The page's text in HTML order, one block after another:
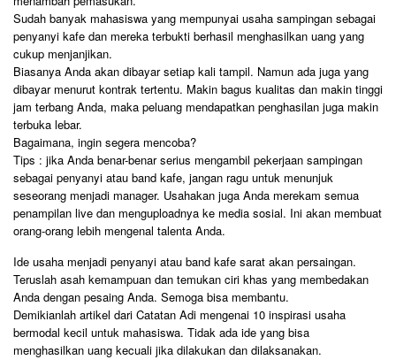
Sudah banyak mahasiswa yang mempunyai usaha sampingan sebagai
penyanyi kafe dan mereka terbukti berhasil menghasilkan uang yang
cukup menjanjikan.
Biasanya Anda akan dibayar setiap kali tampil. Namun ada juga yang
dibayar menurut kontrak tertentu. Makin bagus kualitas dan makin tinggi
jam terbang Anda, maka peluang mendapatkan penghasilan juga makin
terbuka lebar.
Bagaimana, ingin segera mencoba?
Tips : jika Anda benar-benar serius mengambil pekerjaan sampingan
sebagai penyanyi atau band kafe, jangan ragu untuk menunjuk
seseorang menjadi manager. Usahakan juga Anda merekam semua
penampilan live dan menguploadnya ke media sosial. Ini akan membuat
orang-orang lebih mengenal talenta Anda.
Ide usaha menjadi penyanyi atau band kafe sarat akan persaingan.
Teruslah asah kemampuan dan temukan ciri khas yang membedakan
Anda dengan pesaing Anda. Semoga bisa membantu.
Demikianlah artikel dari Catatan Adi mengenai 10 inspirasi usaha
bermodal kecil untuk mahasiswa. Tidak ada ide yang bisa
menghasilkan uang kecuali jika dilakukan dan dilaksanakan.